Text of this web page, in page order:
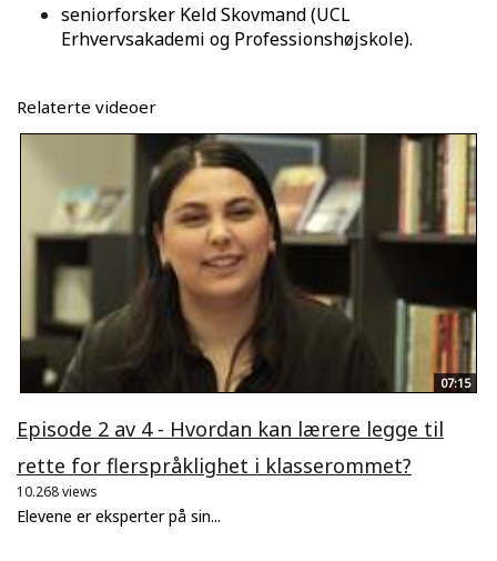
seniorforsker Keld Skovmand (UCL
Erhvervsakademi og Professionshøjskole).
Relaterte videoer
07:15
Episode 2 av 4 - Hvordan kan lærere legge til
rette for flerspråklighet i klasserommet?
10.268 views
Elevene er eksperter på sin...